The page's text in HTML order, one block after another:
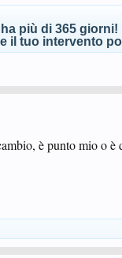
più di 365 giorni!
il tuo intervento
è punto mio o è